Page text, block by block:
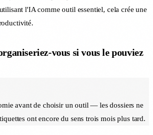
l'IA comme outil essentiel, cela crée une
vous si vous le pouviez
avant de choisir un outil — les dossiers ne
ont encore du sens trois mois plus tard.